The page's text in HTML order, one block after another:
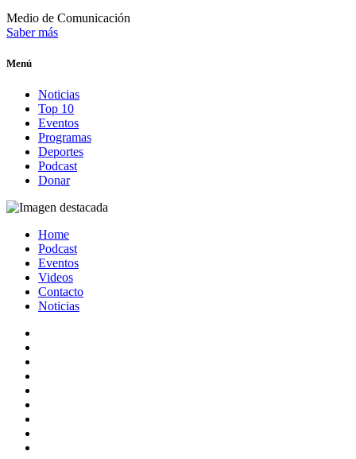
Medio de Comunicación
Saber más
Menú
Noticias
Top 10
Eventos
Programas
Deportes
Podcast
Donar
Home
Podcast
Eventos
Videos
Contacto
Noticias